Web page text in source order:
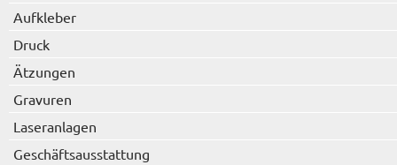
Aufkleber
Druck
Ätzungen
Gravuren
Laseranlagen
Geschäftsausstattung